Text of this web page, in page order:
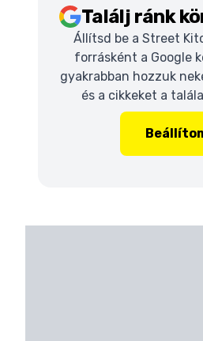
Találj ránk
Állítsd be a Street
forrásként a Google
gyakrabban hozzuk
és a cikkeket a